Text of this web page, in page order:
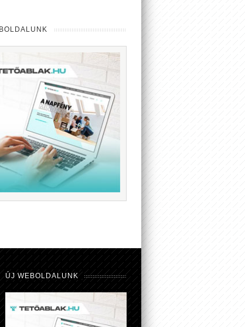
ÚJ WEBOLDALUNK